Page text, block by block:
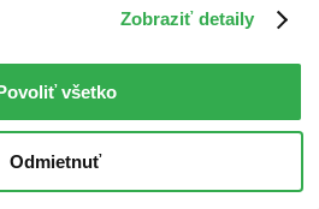
Zobraziť detaily
všetko
Odmietnuť
jednoho dne přijme velice lukrativní
událostí, jež prověří jeho
galaxie.Mandalorian: Výpravy je